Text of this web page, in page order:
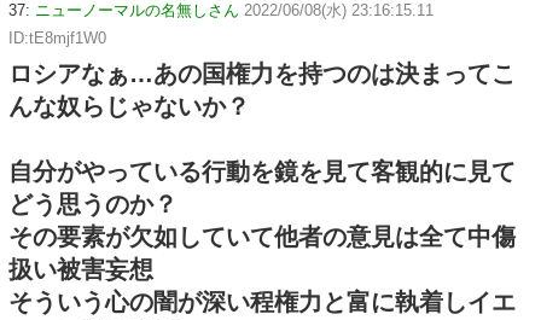
37: ニューノーマルの名無しさん 2022/06/08(水) 23:16:15.11
ID:tE8mjf1W0
ロシアなぁ…あの国権力を持つのは決まってこ
んな奴らじゃないか？
自分がやっている行動を鏡を見て客観的に見て
どう思うのか？
その要素が欠如していて他者の意見は全て中傷
扱い被害妄想
そういう心の闇が深い程権力と富に執着しイエ